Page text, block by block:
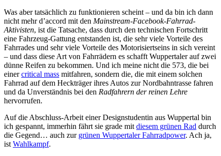
Was aber tatsächlich zu funktionieren scheint – und da bin ich dann
nicht mehr d’accord mit den Mainstream-Facebook-Fahrrad-
Aktivisten, ist die Tatsache, dass durch den technischen Fortschritt
eine Fahrzeug-Gattung entstanden ist, die sehr viele Vorteile des
Fahrrades und sehr viele Vorteile des Motorisiertseins in sich vereint
– und dass diese Art von Fahrrädern es schafft Wuppertaler auf zwei
dünne Reifen zu bekommen. Und ich meine nicht die 573, die bei
einercritical mass mitfahren, sondern die, die mit einem solchen
Fahrrad auf dem Heckträger ihres Autos zur Nordbahntrasse fahren
und da Unverständnis bei den Radfahrern der reinen Lehre
hervorrufen.
Auf die Abschluss-Arbeit einer Designstudentin aus Wuppertal bin
ich gespannt, immerhin fährt sie grade mit diesem grünen Rad durch
die Gegend… auch zur grünen Wuppertaler Fahrradpower. Ach ja,
ist Wahlkampf.